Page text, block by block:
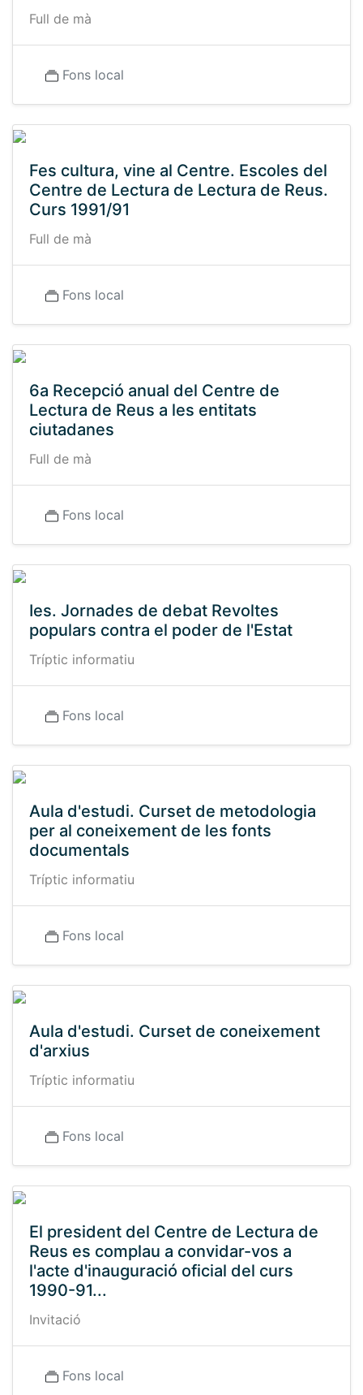
Full de mà
Fons local
Fes cultura, vine al Centre. Escoles del
Centre de Lectura de Lectura de Reus.
Curs 1991/91
Full de mà
Fons local
6a Recepció anual del Centre de
Lectura de Reus a les entitats
ciutadanes
Full de mà
Fons local
Ies. Jornades de debat Revoltes
populars contra el poder de l'Estat
Tríptic informatiu
Fons local
Aula d'estudi. Curset de metodologia
per al coneixement de les fonts
documentals
Tríptic informatiu
Fons local
Aula d'estudi. Curset de coneixement
d'arxius
Tríptic informatiu
Fons local
El president del Centre de Lectura de
Reus es complau a convidar-vos a
l'acte d'inauguració oficial del curs
1990-91...
Invitació
Fons local